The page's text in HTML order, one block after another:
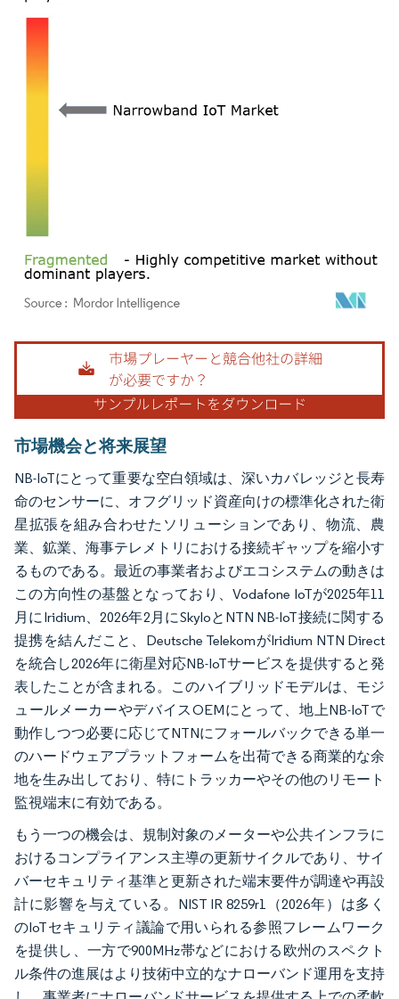
画像 © Mordor Intelligence。再利用にはCC BY 4.0の表示が必要です。
市場機会と将来展望
NB-IoTにとって重要な空白領域は、深いカバレッジと長寿
命のセンサーに、オフグリッド資産向けの標準化された衛
星拡張を組み合わせたソリューションであり、物流、農
業、鉱業、海事テレメトリにおける接続ギャップを縮小す
るものである。最近の事業者およびエコシステムの動きは
この方向性の基盤となっており、Vodafone IoTが2025年11
月にIridium、2026年2月にSkyloとNTN NB-IoT接続に関する
提携を結んだこと、Deutsche TelekomがIridium NTN Direct
を統合し2026年に衛星対応NB-IoTサービスを提供すると発
表したことが含まれる。このハイブリッドモデルは、モジ
ュールメーカーやデバイスOEMにとって、地上NB-IoTで
動作しつつ必要に応じてNTNにフォールバックできる単一
のハードウェアプラットフォームを出荷できる商業的な余
地を生み出しており、特にトラッカーやその他のリモート
監視端末に有効である。
もう一つの機会は、規制対象のメーターや公共インフラに
おけるコンプライアンス主導の更新サイクルであり、サイ
バーセキュリティ基準と更新された端末要件が調達や再設
計に影響を与えている。NIST IR 8259r1（2026年）は多く
のIoTセキュリティ議論で用いられる参照フレームワーク
を提供し、一方で900MHz帯などにおける欧州のスペクト
ル条件の進展はより技術中立的なナローバンド運用を支持